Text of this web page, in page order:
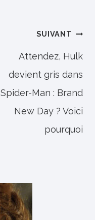
SUIVANT
Attendez, Hulk
devient gris dans
Spider-Man : Brand
New Day ? Voici
pourquoi